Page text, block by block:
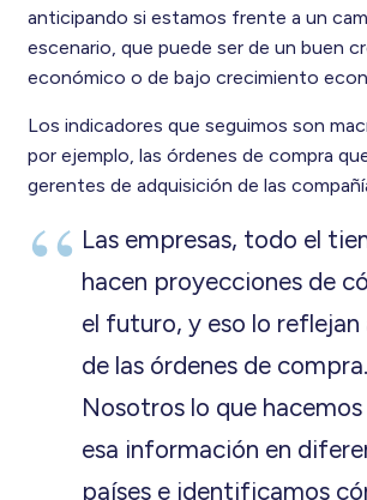
anticipando si estamos frente a un
escenario, que puede ser de un buen
económico o de bajo crecimiento
Los indicadores que seguimos son
por ejemplo, las órdenes de compra
gerentes de adquisición de las
Las empresas, todo el
hacen proyecciones de
el futuro, y eso lo reflejan
de las órdenes de compra.
Nosotros lo que
esa información en
países e identificamos